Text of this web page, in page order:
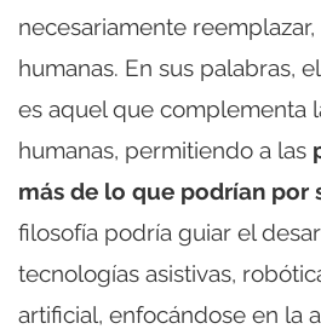
necesariamente
humanas. En sus palabras,
es aquel que complementa
humanas, permitiendo a las
más de lo que podrían por
filosofía podría guiar el
tecnologías asistivas,
artificial, enfocándose en la